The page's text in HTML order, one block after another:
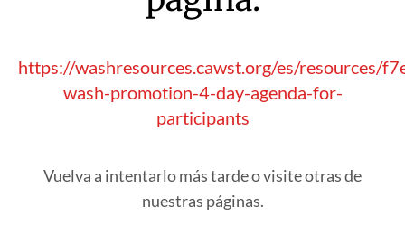
https://washresources.cawst.org/es/resources/
wash-promotion-4-day-agenda-for-
participants
Vuelva a intentarlo más tarde o visite otras de
nuestras páginas.